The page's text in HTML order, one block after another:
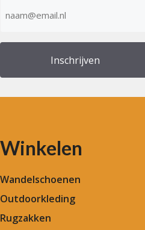
mailadres
Winkelen
Wandelschoenen
Outdoorkleding
Rugzakken